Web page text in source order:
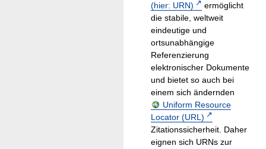
(hier: URN)
ermöglicht
die stabile, weltweit
eindeutige und
ortsunabhängige
Referenzierung
elektronischer Dokumente
und bietet so auch bei
einem sich ändernden
Uniform Resource
Locator (URL)
Zitationssicherheit. Daher
eignen sich URNs zur